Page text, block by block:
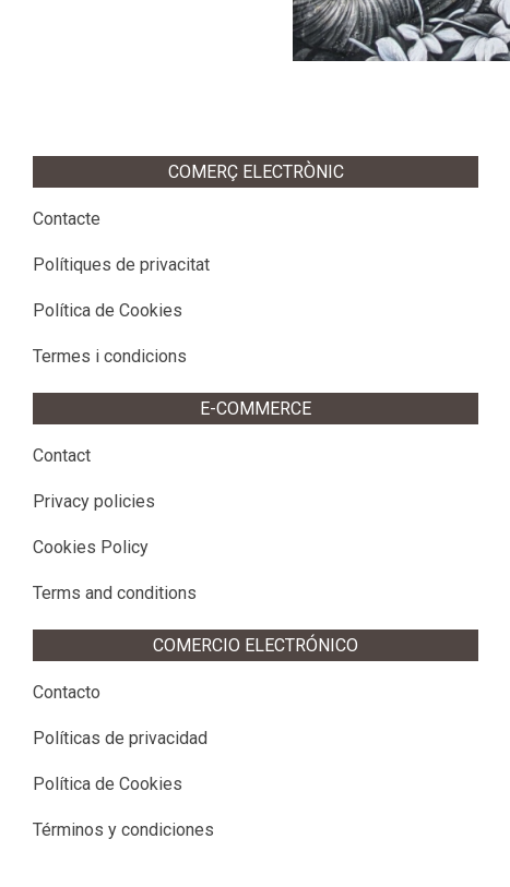
COMERÇ ELECTRÒNIC
Contacte
Polítiques de privacitat
Política de Cookies
Termes i condicions
E-COMMERCE
Contact
Privacy policies
Cookies Policy
Terms and conditions
COMERCIO ELECTRÓNICO
Contacto
Políticas de privacidad
Política de Cookies
Términos y condiciones